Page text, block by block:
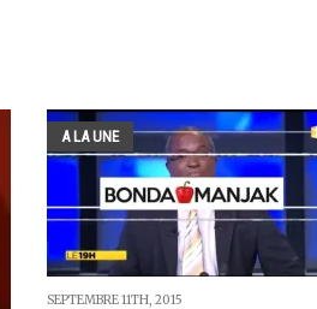
A LA UNE
SEPTEMBRE 11TH, 2015